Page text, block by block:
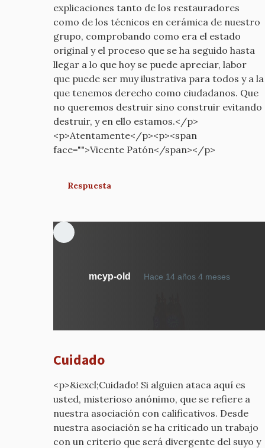
explicaciones tanto de los restauradores
como de los técnicos en cerámica de nuestro
grupo, comprobando como era el estado
original y el proceso que se ha seguido hasta
llegar a lo que hoy se puede apreciar, labor
que puede ser muy ilustrativa para todos y a la
que tenemos derecho como ciudadanos. Que
no queremos destruir sino construir evitando
destruir, y en ello estamos.</p>
<p>Atentamente</p><p><span
face="">Vicente Patón</span></p>
Respuesta
mcyp-old Hace 14 años 4 mesesEn
qué
mcyp-
old
Cuidado
<p>&iexcl;Cuidado! Si alguien ataca aquí es
usted, misterioso anónimo, que se refiere a
nuestra asociación con calificativos. Desde
nuestra asociación se ha criticado un trabajo
con un criterio que será divergente del suyo y